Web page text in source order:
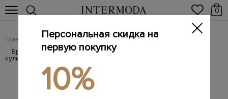
0
Главная Женщинам
/ Брюки из меланжевой шерсти и кашемира с поясом на
кулиске
Персональная скидка на
первую покупку
10%